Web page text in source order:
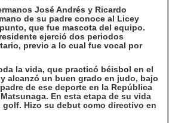
José Andrés y Ricardo
de su padre conoce al Licey
que fue mascota del equipo.
ejerció dos periodos
previo a lo cual fue vocal por
la vida, que practicó béisbol en el
alcanzó un buen grado en judo, bajo
de ese deporte en la República
En esta etapa de su vida
Hizo su debut como directivo en